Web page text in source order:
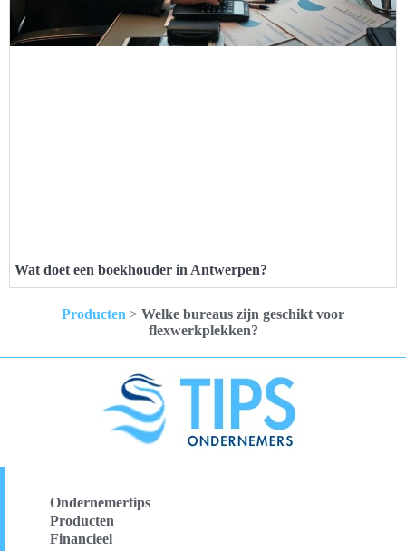
Wat doet een boekhouder in Antwerpen?
Producten > Welke bureaus zijn geschikt voor
flexwerkplekken?
Ondernemertips
Producten
Financieel